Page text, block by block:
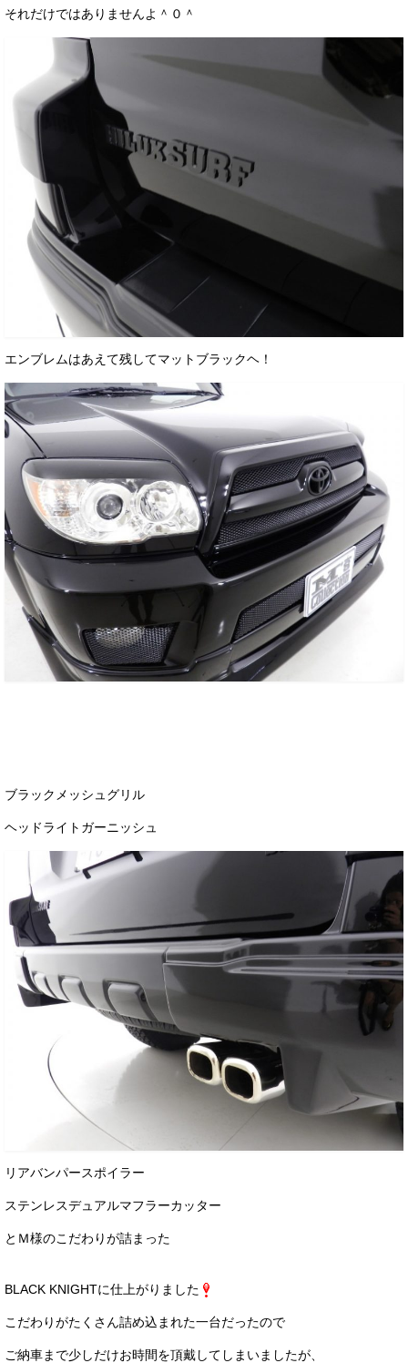
それだけではありませんよ＾０＾
エンブレムはあえて残してマットブラックヘ！
ブラックメッシュグリル
ヘッドライトガーニッシュ
リアバンパースポイラー
ステンレスデュアルマフラーカッター
とＭ様のこだわりが詰まった
BLACK KNIGHTに仕上がりました
こだわりがたくさん詰め込まれた一台だったので
ご納車まで少しだけお時間を頂戴してしまいましたが、